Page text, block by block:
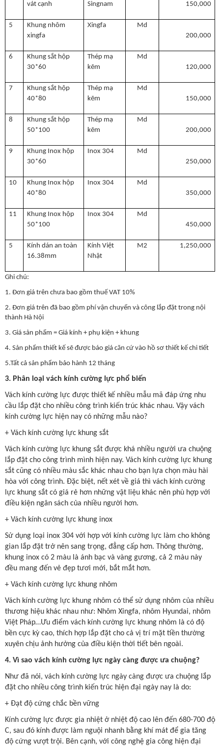
vát cạnh
Singnam
150,000
5
Khung nhôm
xingfa
Xingfa
Md
200,000
6
Khung sắt hộp
30*60
Thép mạ
kẽm
Md
120,000
7
Khung sắt hộp
40*80
Thép mạ
kẽm
Md
150,000
8
Khung sắt hộp
50*100
Thép mạ
kẽm
Md
200,000
9
Khung Inox hộp
30*60
Inox 304
Md
250,000
10
Khung Inox hộp
40*80
Inox 304
Md
350,000
11
Khung Inox hộp
50*100
Inox 304
Md
450,000
5
Kính dán an toàn
16.38mm
Kính Việt
Nhật
M2 1,250,000
Ghi chú:
1. Đơn giá trên chưa bao gồm thuế VAT 10%
2. Đơn giá trên đã bao gồm phí vận chuyển và công lắp đặt trong nội
thành Hà Nội
3. Giá sản phẩm = Giá kính + phụ kiện + khung
4. Sản phẩm thiết kế sẽ được báo giá căn cứ vào hồ sơ thiết kế chi tiết
5.Tất cả sản phẩm bảo hành 12 tháng
3. Phân loại vách kính cường lực phổ biến
Vách kính cường lực được thiết kế nhiều mẫu mã đáp ứng nhu
cầu lắp đặt cho nhiều công trình kiến trúc khác nhau. Vậy vách
kính cường lực hiện nay có những mẫu nào?
+ Vách kính cường lực khung sắt
Vách kính cường lực khung sắt được khá nhiều người ưa chuộng
lắp đặt cho công trình mình hiện nay. Vách kính cường lực khung
sắt cũng có nhiều màu sắc khác nhau cho bạn lựa chọn màu hài
hòa với công trình. Đặc biệt, nết xét về giá thì vách kính cường
lực khung sắt có giá rẻ hơn những vật liệu khác nên phù hợp với
điều kiện ngân sách của nhiều người hơn.
+ Vách kính cường lực khung inox
Sử dụng loại inox 304 với hợp với kính cường lực làm cho không
gian lắp đặt trở nên sang trọng, đẳng cấp hơn. Thông thường,
khung inox có 2 màu là ánh bạc và vàng gương, cả 2 màu này
đều mang đến vẻ đẹp tươi mới, bắt mắt hơn.
+ Vách kính cường lực khung nhôm
Vách kính cường lực khung nhôm có thể sử dụng nhôm của nhiều
thương hiệu khác nhau như: Nhôm Xingfa, nhôm Hyundai, nhôm
Việt Pháp…Ưu điểm vách kính cường lực khung nhôm là có độ
bền cực kỳ cao, thích hợp lắp đặt cho cả vị trí mặt tiền thường
xuyên chịu ảnh hưởng của điều kiện thời tiết bên ngoài.
4. Vì sao vách kính cường lực ngày càng được ưa chuộng?
Như đã nói, vách kính cường lực ngày càng được ưa chuộng lắp
đặt cho nhiều công trình kiến trúc hiện đại ngày nay là do:
+ Đạt độ cứng chắc bền vững
Kính cường lực được gia nhiệt ở nhiệt độ cao lên đến 680-700 độ
C, sau đó kính được làm nguội nhanh bằng khí mát để gia tăng
độ cứng vượt trội. Bên cạnh, với công nghệ gia công hiện đại